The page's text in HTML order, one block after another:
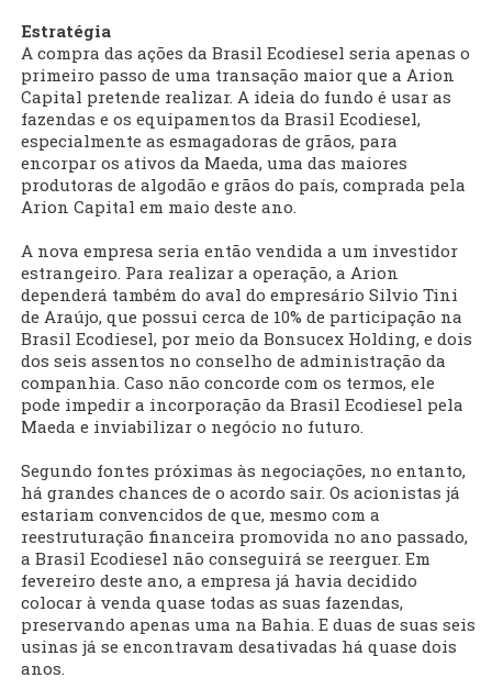
Estratégia
A compra das ações da Brasil Ecodiesel seria apenas o
primeiro passo de uma transação maior que a Arion
Capital pretende realizar. A ideia do fundo é usar as
fazendas e os equipamentos da Brasil Ecodiesel,
especialmente as esmagadoras de grãos, para
encorpar os ativos da Maeda, uma das maiores
produtoras de algodão e grãos do país, comprada pela
Arion Capital em maio deste ano.
A nova empresa seria então vendida a um investidor
estrangeiro. Para realizar a operação, a Arion
dependerá também do aval do empresário Silvio Tini
de Araújo, que possui cerca de 10% de participação na
Brasil Ecodiesel, por meio da Bonsucex Holding, e dois
dos seis assentos no conselho de administração da
companhia. Caso não concorde com os termos, ele
pode impedir a incorporação da Brasil Ecodiesel pela
Maeda e inviabilizar o negócio no futuro.
Segundo fontes próximas às negociações, no entanto,
há grandes chances de o acordo sair. Os acionistas já
estariam convencidos de que, mesmo com a
reestruturação financeira promovida no ano passado,
a Brasil Ecodiesel não conseguirá se reerguer. Em
fevereiro deste ano, a empresa já havia decidido
colocar à venda quase todas as suas fazendas,
preservando apenas uma na Bahia. E duas de suas seis
usinas já se encontravam desativadas há quase dois
anos.